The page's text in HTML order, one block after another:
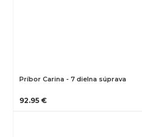
Príbor Carina - 7 dielna súprava
92.95 €